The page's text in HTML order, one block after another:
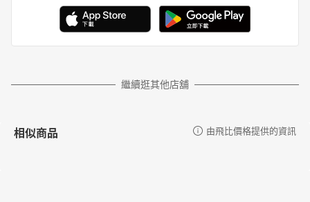
繼續逛其他店舖
相似商品 由飛比價格提供的資訊